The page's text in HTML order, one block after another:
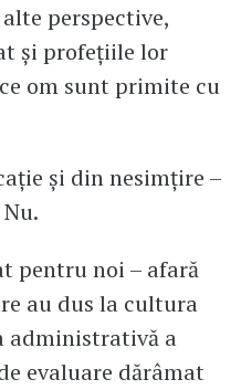
perspective,
și profețiile lor
om sunt primite cu
și din nesimțire –
pentru noi – afară
au dus la cultura
administrativă a
evaluare dărâmat